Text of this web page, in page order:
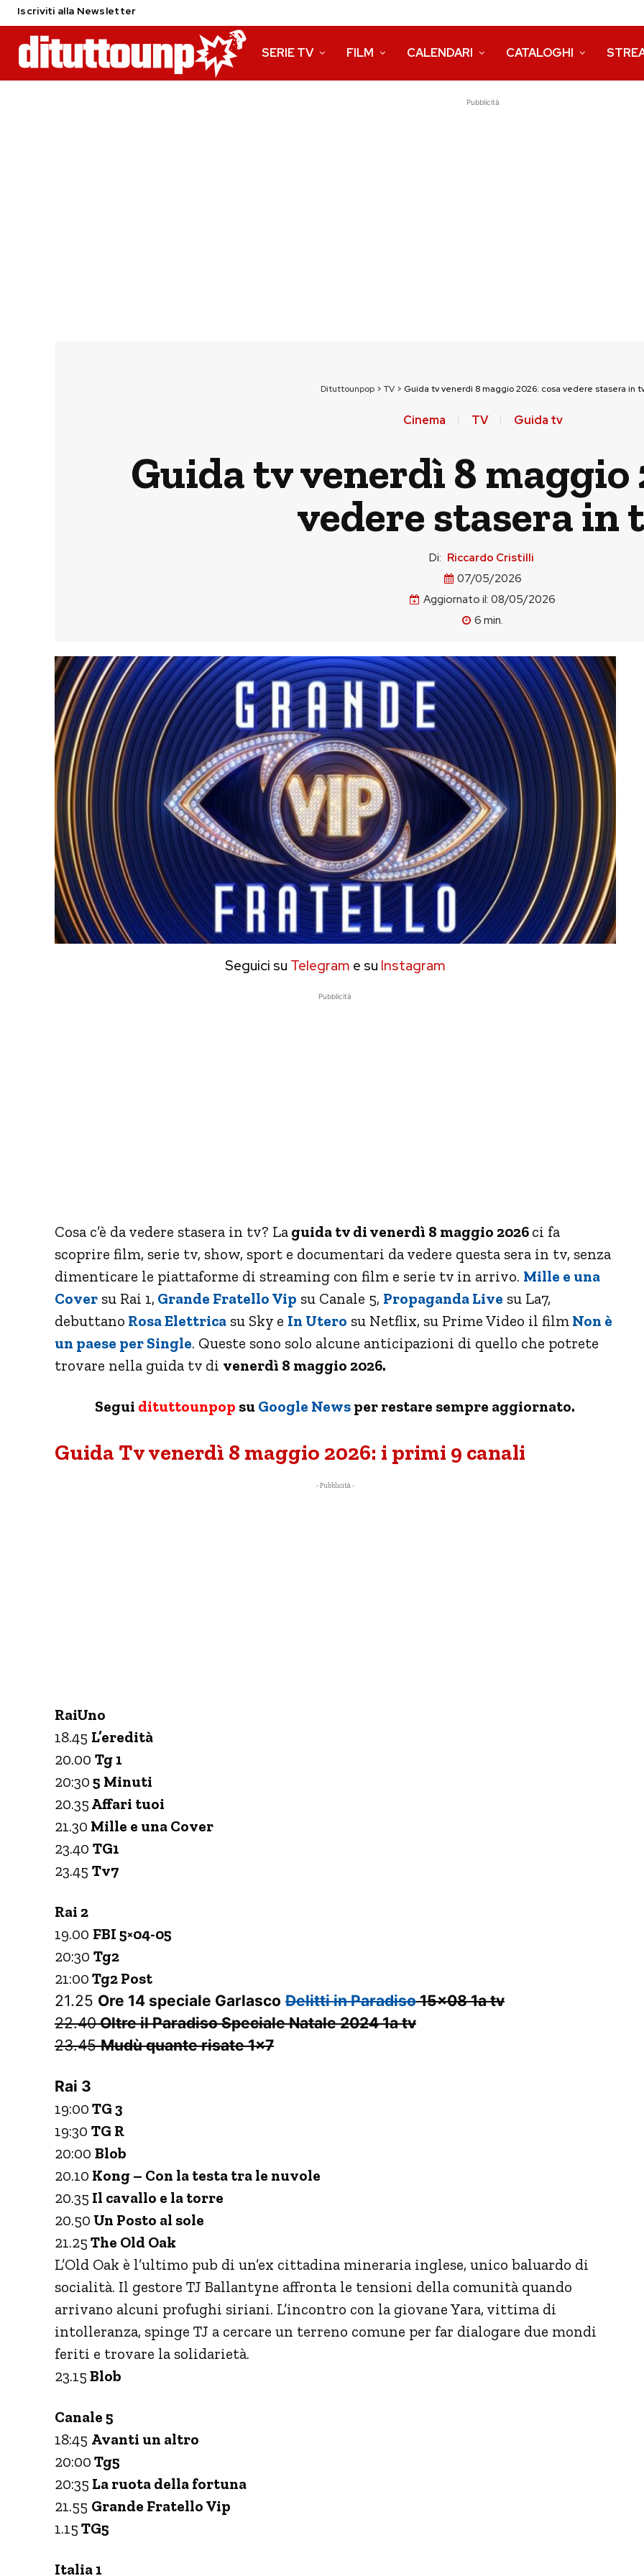
Iscriviti alla Newsletter
SERIE TV FILM CALENDARI CATALOGHI
Pubblicità
Dituttounpop> TV> Guida tv venerdì 8 maggio 2026: cosa vedere stasera in
Cinema TV Guida tv
Guida tv venerdì 8 maggio
vedere stasera in
Di: Riccardo Cristilli
07/05/2026
Aggiornato il: 08/05/2026
6 min.
Seguici su Telegram e su Instagram
Pubblicità
Cosa c’è da vedere stasera in tv? La guida tv di venerdì 8 maggio 2026 ci fa
scoprire film, serie tv, show, sport e documentari da vedere questa sera in tv, senza
dimenticare le piattaforme di streaming con film e serie tv in arrivo. Mille e una
Cover su Rai 1, Grande Fratello Vip su Canale 5, Propaganda Live su La7,
debuttano Rosa Elettrica su Sky e In Utero su Netflix, su Prime Video il film Non è
un paese per Single. Queste sono solo alcune anticipazioni di quello che potrete
trovare nella guida tv di venerdì 8 maggio 2026.
Segui dituttounpop su Google News per restare sempre aggiornato.
Guida Tv venerdì 8 maggio 2026: i primi 9 canali
- Pubblicità -
RaiUno
18.45 L’eredità
20.00 Tg 1
20:30 5 Minuti
20.35 Affari tuoi
21.30 Mille e una Cover
23.40 TG1
23.45 Tv7
Rai 2
19.00 FBI 5×04-05
20:30 Tg2
21:00 Tg2 Post
21.25 Ore 14 speciale Garlasco Delitti in Paradiso15×08 1a tv
22.40Oltre il Paradiso Speciale Natale 2024 1a tv
23.45Mudù quante risate 1×7
Rai 3
19:00 TG 3
19:30 TG R
20:00 Blob
20.10 Kong – Con la testa tra le nuvole
20.35 Il cavallo e la torre
20.50 Un Posto al sole
21.25 The Old Oak
L’Old Oak è l’ultimo pub di un’ex cittadina mineraria inglese, unico baluardo di
socialità. Il gestore TJ Ballantyne affronta le tensioni della comunità quando
arrivano alcuni profughi siriani. L’incontro con la giovane Yara, vittima di
intolleranza, spinge TJ a cercare un terreno comune per far dialogare due mondi
feriti e trovare la solidarietà.
23.15 Blob
Canale 5
18:45 Avanti un altro
20:00 Tg5
20:35 La ruota della fortuna
21.55 Grande Fratello Vip
1.15 TG5
Italia 1